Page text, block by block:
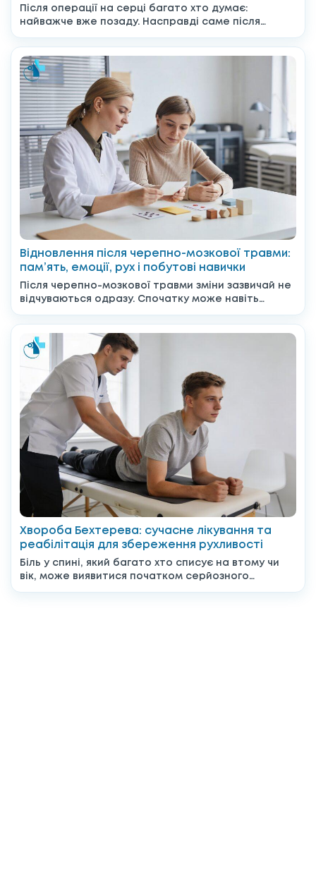
Після операції на серці багато хто думає:
найважче вже позаду. Насправді саме після
Відновлення після черепно-мозкової травми:
пам’ять, емоції, рух і побутові навички
Після черепно-мозкової травми зміни зазвичай не
відчуваються одразу. Спочатку може навіть
Хвороба Бехтерева: сучасне лікування та
реабілітація для збереження рухливості
Біль у спині, який багато хто списує на втому чи
вік, може виявитися початком серйозного
системного...